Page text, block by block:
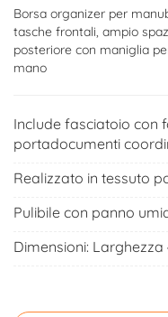
Borsa organizer per
tasche frontali, ampio
posteriore con maniglia
mano
Include fasciatoio con
portadocumenti
Realizzato in tessuto
Pulibile con panno
Dimensioni: Larghezza